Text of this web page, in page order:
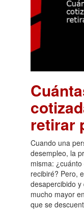
retirar
Cuando una
desempleo, la
misma:
recibiré? Pero,
desapercibido
mucho mayor
que se